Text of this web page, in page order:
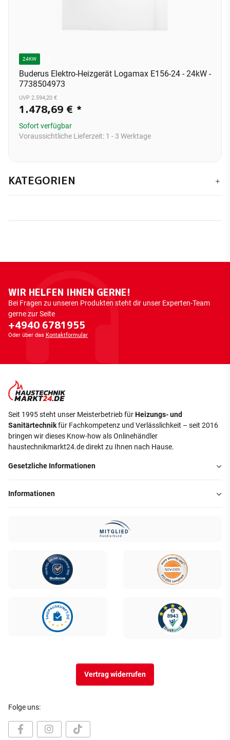
24KW
Buderus Elektro-Heizgerät Logamax E156-24 - 24kW -
7738504973
UVP 2.594,20 €
1.478,69 € *
Sofort verfügbar
Voraussichtliche Lieferzeit: 1 - 3 Werktage
KATEGORIEN
WIR HELFEN IHNEN GERNE!
Bei Fragen zu unseren Produkten steht dir unser Experten-Team
gerne zur Seite
+4940 6781955
Oder über das Kontaktformular
Seit 1995 steht unser Meisterbetrieb fürHeizungs- und
Sanitärtechnikfür Fachkompetenz und Verlässlichkeit – seit 2016
bringen wir dieses Know-how als Onlinehändler
haustechnikmarkt24.de direkt zu Ihnen nach Hause.
Gesetzliche Informationen
Informationen
Vertrag widerrufen
Folge uns: